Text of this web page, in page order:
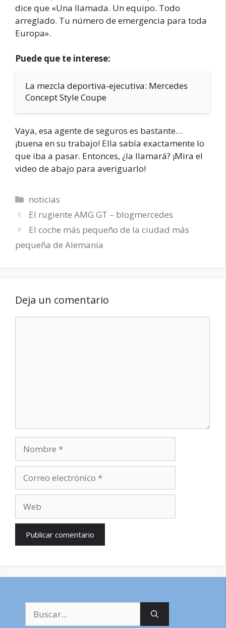
dice que «Una llamada. Un equipo. Todo
arreglado. Tu número de emergencia para toda
Europa».
Puede que te interese:
La mezcla deportiva-ejecutiva: Mercedes
Concept Style Coupe
Vaya, esa agente de seguros es bastante…
¡buena en su trabajo! Ella sabía exactamente lo
que iba a pasar. Entonces, ¿la llamará? ¡Mira el
video de abajo para averiguarlo!
Categorías
noticias
El rugiente AMG GT – blogmercedes
El coche más pequeño de la ciudad más
pequeña de Alemania
Deja un comentario
electrónico